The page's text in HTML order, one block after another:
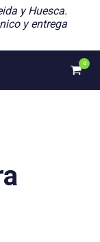
y Huesca.
y entrega
Ver
0